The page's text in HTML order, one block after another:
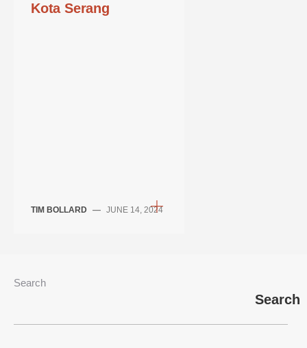
Kota Serang
TIM BOLLARD — JUNE 14, 2024
Search
Search